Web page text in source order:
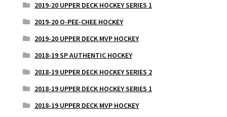
2019-20 UPPER DECK HOCKEY SERIES 1
2019-20 O-PEE-CHEE HOCKEY
2019-20 UPPER DECK MVP HOCKEY
2018-19 SP AUTHENTIC HOCKEY
2018-19 UPPER DECK HOCKEY SERIES 2
2018-19 UPPER DECK HOCKEY SERIES 1
2018-19 UPPER DECK MVP HOCKEY